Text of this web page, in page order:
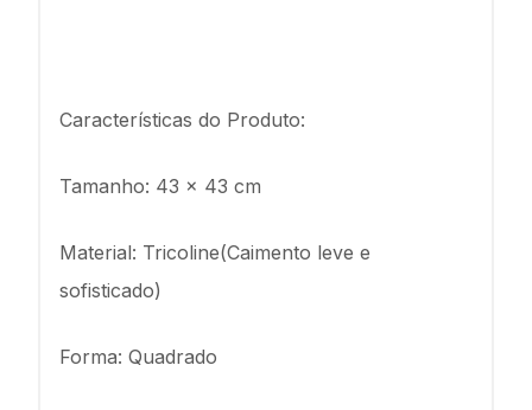
Características do Produto:
Tamanho: 43 x 43 cm
Material: Tricoline(Caimento leve e
sofisticado)
Forma: Quadrado